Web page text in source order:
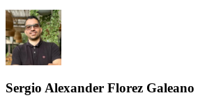
Sergio Alexander Florez Galeano